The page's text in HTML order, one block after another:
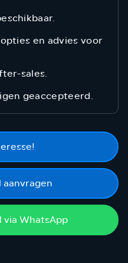
en advies voor
sales.
geaccepteerd.
WhatsApp